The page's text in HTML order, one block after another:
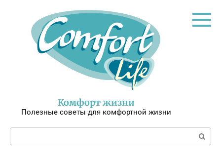
Комфорт жизни
Полезные советы для комфортной жизни
Поиск: